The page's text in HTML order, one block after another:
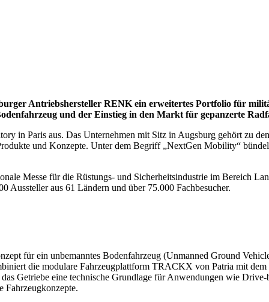
Antriebshersteller RENK ein erweitertes Portfolio für
und der Einstieg in den Markt für gepanzerte
in Paris aus. Das Unternehmen mit Sitz in Augsburg gehört zu
und Konzepte. Unter dem Begriff „NextGen Mobility“
Messe für die Rüstungs- und Sicherheitsindustrie im Bereich
Aussteller aus 61 Ländern und über 75.000 Fachbesucher.
für ein unbemanntes Bodenfahrzeug (Unmanned Ground
die modulare Fahrzeugplattform TRACKX von Patria mit
Getriebe eine technische Grundlage für Anwendungen wie
Fahrzeugkonzepte.